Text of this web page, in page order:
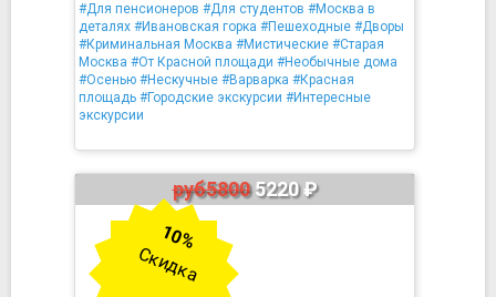
#Для пенсионеров #Для студентов #Москва в
деталях #Ивановская горка #Пешеходные #Дворы
#Криминальная Москва #Мистические #Старая
Москва #От Красной площади #Необычные дома
#Осенью #Нескучные #Варварка #Красная
площадь #Городские экскурсии #Интересные
экскурсии
руб58005220 ₽
10%
Скидка